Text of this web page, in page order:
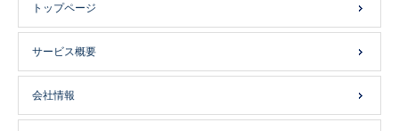
トップページ
サービス概要
会社情報